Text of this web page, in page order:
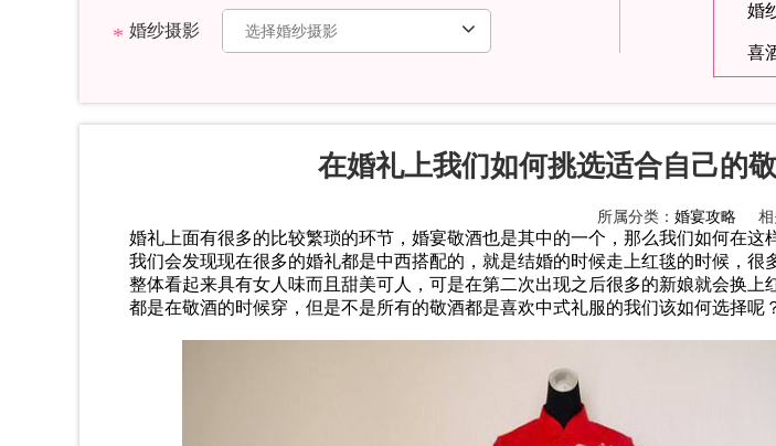
婚纱摄影
婚
喜
在婚礼上我们如何挑选适合自己的
所属分类： 婚宴攻略 相
婚礼上面有很多的比较繁琐的环节， 婚宴敬酒也是其中的一个，那么我们如何在这
我们会发现现在很多的婚礼都是中西搭配的，就是结婚的时候走上红毯的时候，很
整体看起来具有女人味而且甜美可人，可是在第二次出现之后很多的新娘就会换上
都是在敬酒的时候穿，但是不是所有的敬酒都是喜欢中式礼服的我们该如何选择呢